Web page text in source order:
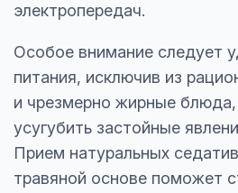
электропередач.
Особое внимание следует
питания, исключив из
и чрезмерно жирные
усугубить застойные
Прием натуральных
травяной основе поможет